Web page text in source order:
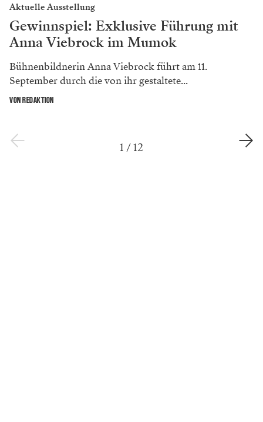
Aktuelle Ausstellung
Gewinnspiel: Exklusive Führung mit
Anna Viebrock im Mumok
Bühnenbildnerin Anna Viebrock führt am 11.
September durch die von ihr gestaltete...
VON REDAKTION
1 /12